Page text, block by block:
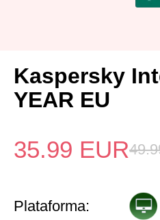
Kaspersky
YEAR EU
35.99 EUR
Plataforma: